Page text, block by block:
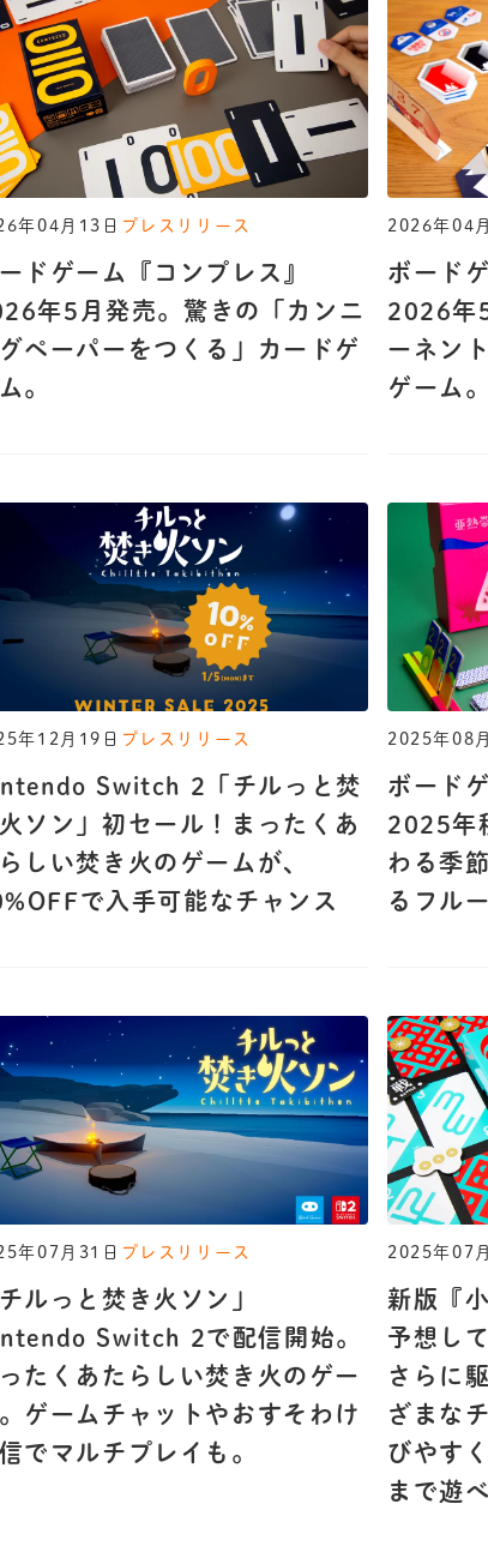
年04月13日 プレスリリース
ドゲーム『コンプレス』
年5月発売。驚きの「カンニ
ペーパーをつくる」カードゲ
。
2026年04
ボード
2026年
ーネン
ゲーム。
年12月19日 プレスリリース
Switch 2「チルっと焚
ソン」初セール！まったくあ
しい焚き火のゲームが、
で入手可能なチャンス
2025年08
ボード
2025年
わる季
るフル
年07月31日 プレスリリース
チルっと焚き火ソン」
Switch 2で配信開始。
たくあたらしい焚き火のゲー
ゲームチャットやおすそわけ
でマルチプレイも。
2025年07
新版『
予想し
さらに
ざまな
びやす
まで遊